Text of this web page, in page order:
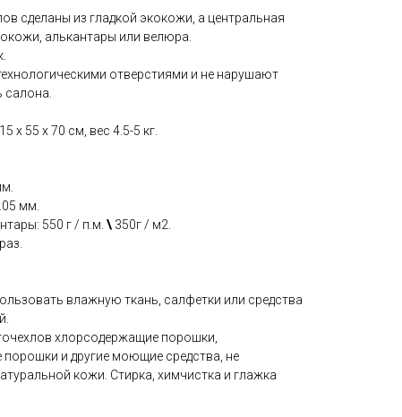
сделаны из гладкой экокожи, а центральная
алькантары или велюра.
отверстиями и не нарушают
x 55 x 70 см, вес 4.5-5 кг.
мм.
550 г / п.м. \ 350г / м2.
влажную ткань, салфетки или средства
хлорсодержащие порошки,
и другие моющие средства, не
кожи. Стирка, химчистка и глажка